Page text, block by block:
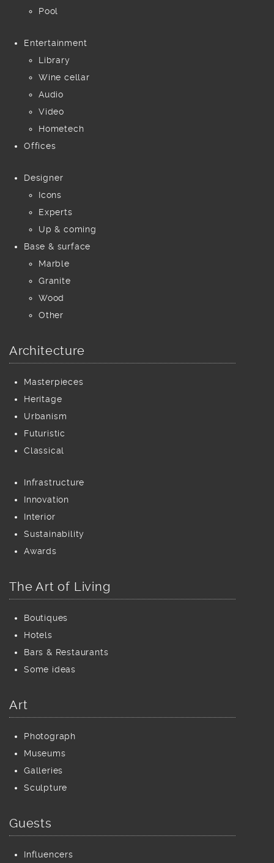
Pool
Entertainment
Library
Wine cellar
Audio
Video
Hometech
Offices
Designer
Icons
Experts
Up & coming
Base & surface
Marble
Granite
Wood
Other
Architecture
Masterpieces
Heritage
Urbanism
Futuristic
Classical
Infrastructure
Innovation
Interior
Sustainability
Awards
The Art of Living
Boutiques
Hotels
Bars & Restaurants
Some ideas
Art
Photograph
Museums
Galleries
Sculpture
Guests
Influencers